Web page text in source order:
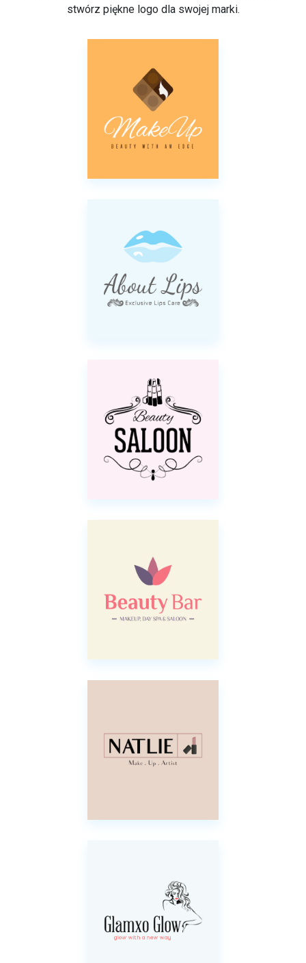
stwórz piękne logo dla swojej marki.